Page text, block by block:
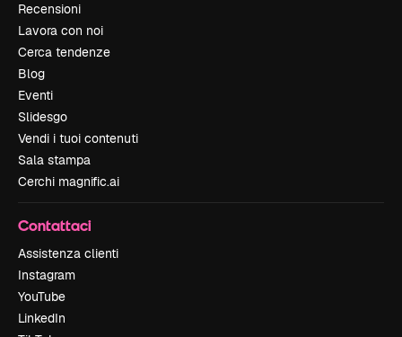
Recensioni
Lavora con noi
Cerca tendenze
Blog
Eventi
Slidesgo
Vendi i tuoi contenuti
Sala stampa
Cerchi magnific.ai
Contattaci
Assistenza clienti
Instagram
YouTube
LinkedIn